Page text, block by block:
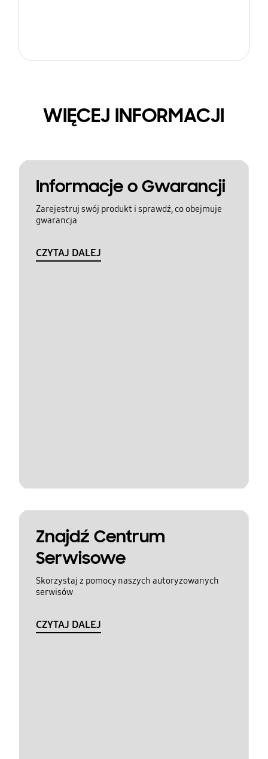
WIĘCEJ INFORMACJI
Informacje o Gwarancji
Zarejestruj swój produkt i sprawdź, co obejmuje
gwarancja
CZYTAJ DALEJ
Znajdź Centrum
Serwisowe
Skorzystaj z pomocy naszych autoryzowanych
serwisów
CZYTAJ DALEJ